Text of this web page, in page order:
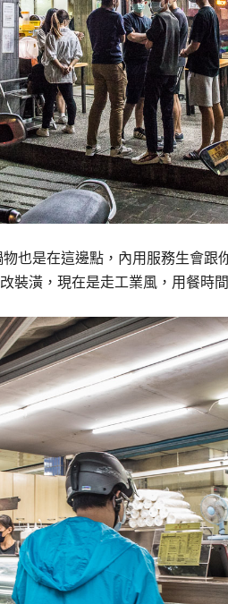
也是在這邊點，內用服務生會跟
裝潢，現在是走工業風，用餐時